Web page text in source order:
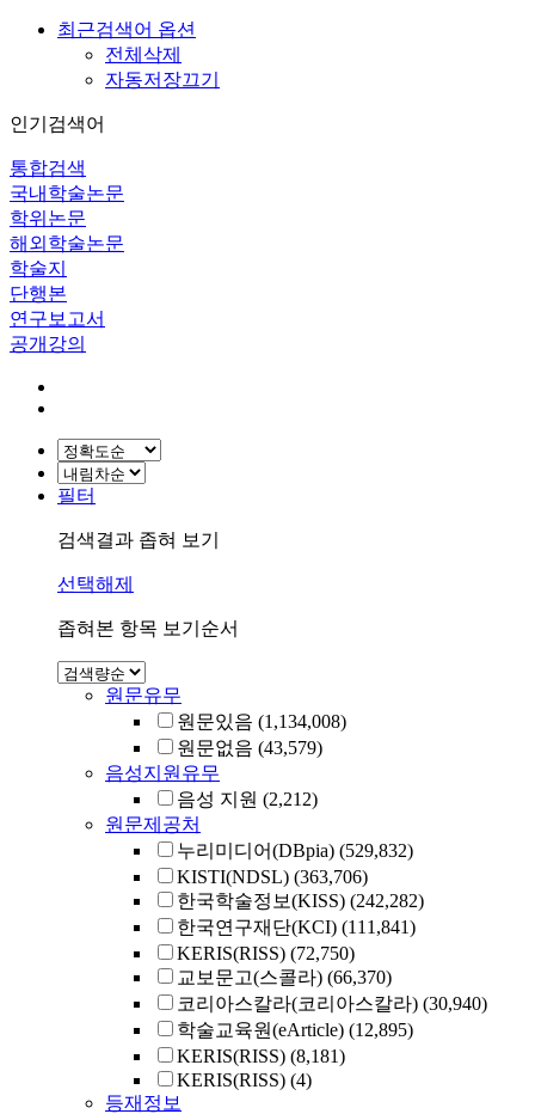
최근검색어 옵션
전체삭제
자동저장끄기
인기검색어
통합검색
국내학술논문
학위논문
해외학술논문
학술지
단행본
연구보고서
공개강의
필터
검색결과 좁혀 보기
선택해제
좁혀본 항목 보기순서
원문유무
원문있음 (1,134,008)
원문없음 (43,579)
음성지원유무
음성 지원 (2,212)
원문제공처
누리미디어(DBpia) (529,832)
KISTI(NDSL) (363,706)
한국학술정보(KISS) (242,282)
한국연구재단(KCI) (111,841)
KERIS(RISS) (72,750)
교보문고(스콜라) (66,370)
코리아스칼라(코리아스칼라) (30,940)
학술교육원(eArticle) (12,895)
KERIS(RISS) (8,181)
KERIS(RISS) (4)
등재정보